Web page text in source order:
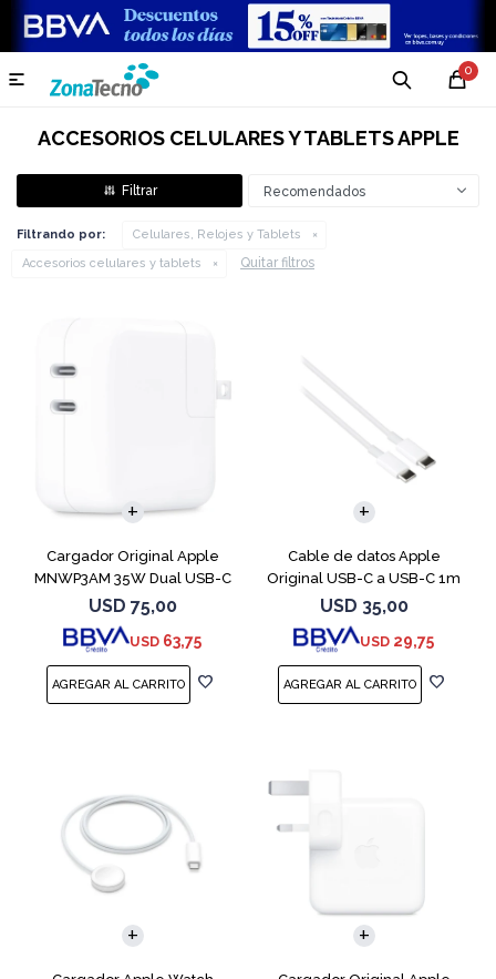
0

ACCESORIOS CELULARES Y TABLETS APPLE
Recomendados
Filtrando por:
Celulares, Relojes y Tablets
Accesorios celulares y tablets
Quitar filtros
Cargador Original Apple
MNWP3AM 35W Dual USB-C
USD 75,00
USD 63,75
Cable de datos Apple
Original USB-C a USB-C 1m
MUF72AM
USD 35,00
USD 29,75